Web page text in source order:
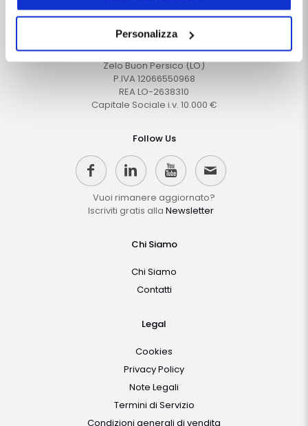
Chiudendo questo banner tramite apposita X in alto a
Personalizza
Dentista Manager S.r.l.
Via Dante, 2
Zelo Buon Persico (LO)
P.IVA 12066550968
REA LO-2638310
Capitale Sociale i.v. 10.000 €
Follow Us
Vuoi rimanere aggiornato?
Iscriviti gratis alla Newsletter
Chi Siamo
Chi Siamo
Contatti
Legal
Cookies
Privacy Policy
Note Legali
Termini di Servizio
Condizioni generali di vendita